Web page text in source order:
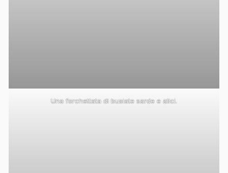
Una forchettata di busiate sarde e alici.